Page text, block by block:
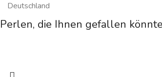
Deutschland
Perlen, die Ihnen gefallen